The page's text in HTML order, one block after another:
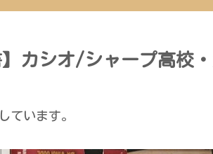
】カシオ/シャープ高校
ています。